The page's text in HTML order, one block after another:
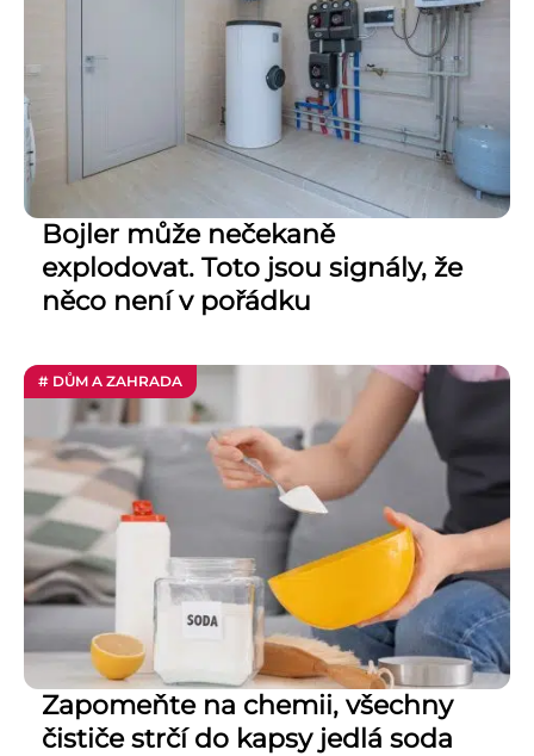
Bojler může nečekaně
explodovat. Toto jsou signály, že
něco není v pořádku
# DŮM A ZAHRADA
Zapomeňte na chemii, všechny
čističe strčí do kapsy jedlá soda